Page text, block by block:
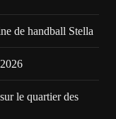
de handball Stella
le quartier des